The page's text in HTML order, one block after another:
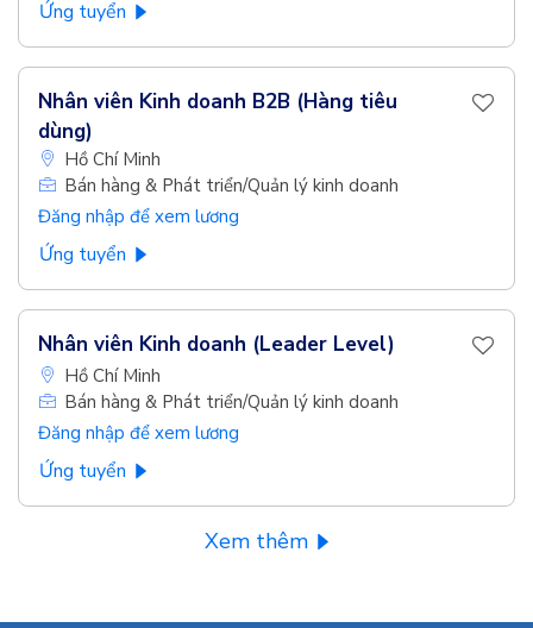
Ứng tuyển
Nhân viên Kinh doanh B2B (Hàng tiêu
dùng)
Hồ Chí Minh
Bán hàng & Phát triển/Quản lý kinh doanh
Đăng nhập để xem lương
Ứng tuyển
Nhân viên Kinh doanh (Leader Level)
Hồ Chí Minh
Bán hàng & Phát triển/Quản lý kinh doanh
Đăng nhập để xem lương
Ứng tuyển
Xem thêm